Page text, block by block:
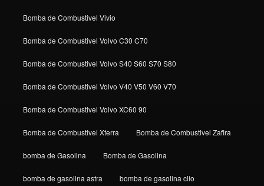
Bomba de Combustivel Vivio
Bomba de Combustivel Volvo C30 C70
Bomba de Combustivel Volvo S40 S60 S70 S80
Bomba de Combustivel Volvo V40 V50 V60 V70
Bomba de Combustivel Volvo XC60 90
Bomba de Combustivel Xterra Bomba de Combustivel Zafira
bomba de Gasolina Bomba de Gasolina
bomba de gasolina astra bomba de gasolina clio